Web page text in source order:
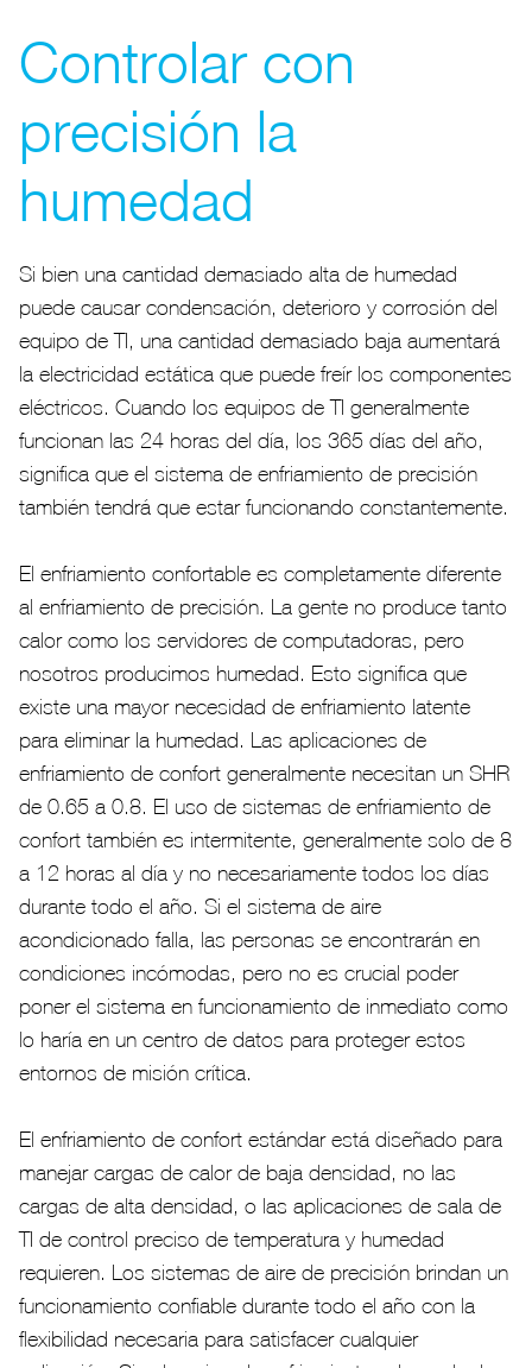
Controlar con
precisión la
humedad
Si bien una cantidad demasiado alta de humedad
puede causar condensación, deterioro y corrosión del
equipo de TI, una cantidad demasiado baja aumentará
la electricidad estática que puede freír los componentes
eléctricos. Cuando los equipos de TI generalmente
funcionan las 24 horas del día, los 365 días del año,
significa que el sistema de enfriamiento de precisión
también tendrá que estar funcionando constantemente.
El enfriamiento confortable es completamente diferente
al enfriamiento de precisión. La gente no produce tanto
calor como los servidores de computadoras, pero
nosotros producimos humedad. Esto significa que
existe una mayor necesidad de enfriamiento latente
para eliminar la humedad. Las aplicaciones de
enfriamiento de confort generalmente necesitan un SHR
de 0.65 a 0.8. El uso de sistemas de enfriamiento de
confort también es intermitente, generalmente solo de 8
a 12 horas al día y no necesariamente todos los días
durante todo el año. Si el sistema de aire
acondicionado falla, las personas se encontrarán en
condiciones incómodas, pero no es crucial poder
poner el sistema en funcionamiento de inmediato como
lo haría en un centro de datos para proteger estos
entornos de misión crítica.
El enfriamiento de confort estándar está diseñado para
manejar cargas de calor de baja densidad, no las
cargas de alta densidad, o las aplicaciones de sala de
TI de control preciso de temperatura y humedad
requieren. Los sistemas de aire de precisión brindan un
funcionamiento confiable durante todo el año con la
flexibilidad necesaria para satisfacer cualquier